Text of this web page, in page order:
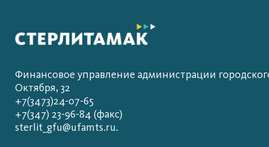
Финансовое управление администрации
Октября, 32
+7(3473)24-07-65
+7(347) 23-96-84 (факс)
sterlit_gfu@ufamts.ru.